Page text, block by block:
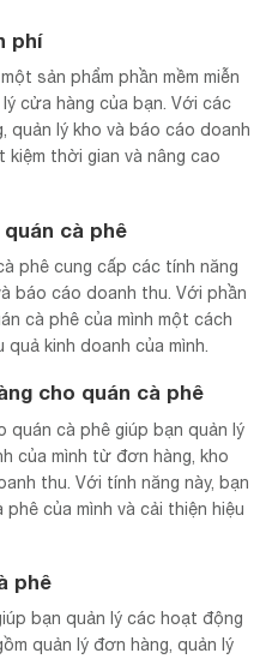
phí
sản phẩm phần mềm miễn
cửa hàng của bạn. Với các
quản lý kho và báo cáo doanh
kiệm thời gian và nâng cao
cà phê
phê cung cấp các tính năng
báo cáo doanh thu. Với phần
cà phê của mình một cách
kinh doanh của mình.
cho quán cà phê
quán cà phê giúp bạn quản lý
của mình từ đơn hàng, kho
thu. Với tính năng này, bạn
của mình và cải thiện hiệu
phê
bạn quản lý các hoạt động
quản lý đơn hàng, quản lý